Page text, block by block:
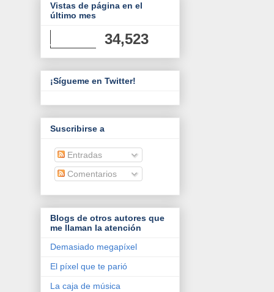
Vistas de página en el
último mes
34,523
¡Sígueme en Twitter!
Suscribirse a
Entradas
Comentarios
Blogs de otros autores que
me llaman la atención
Demasiado megapíxel
El píxel que te parió
La caja de música